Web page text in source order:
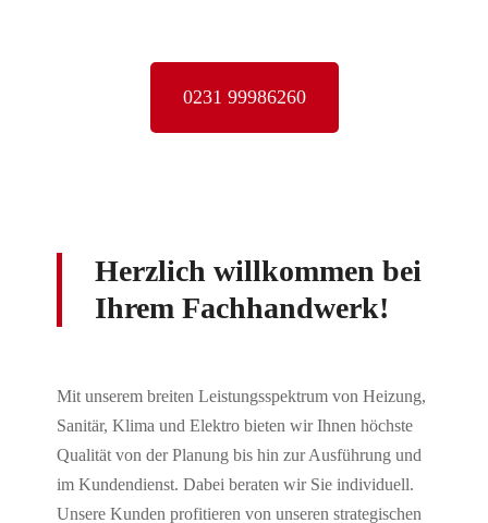
0231 99986260
Herzlich willkommen bei
Ihrem Fachhandwerk!
Mit unserem breiten Leistungsspektrum von Heizung,
Sanitär, Klima und Elektro bieten wir Ihnen höchste
Qualität von der Planung bis hin zur Ausführung und
im Kundendienst. Dabei beraten wir Sie individuell.
Unsere Kunden profitieren von unseren strategischen